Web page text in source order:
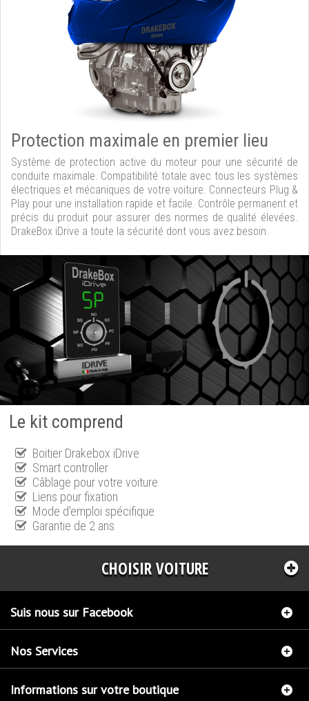
Protection maximale en premier lieu
Système de protection active du moteur pour une sécurité de
conduite maximale. Compatibilité totale avec tous les systèmes
électriques et mécaniques de votre voiture. Connecteurs Plug &
Play pour une installation rapide et facile. Contrôle permanent et
précis du produit pour assurer des normes de qualité élevées.
DrakeBox iDrive a toute la sécurité dont vous avez besoin.
Le kit comprend
Boitier Drakebox iDrive
Smart controller
Câblage pour votre voiture
Liens pour fixation
Mode d'emploi spécifique
Garantie de 2 ans
CHOISIR VOITURE
Suis nous sur Facebook
Nos Services
Informations sur votre boutique